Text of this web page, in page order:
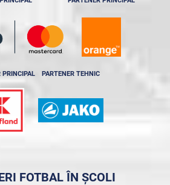
PRINCIPAL PARTENER TEHNIC
FOTBAL ÎN ȘCOLI